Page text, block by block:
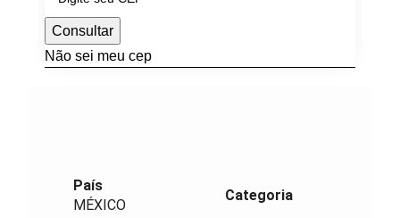
Consultar
Não sei meu cep
País
MÉXICO
Categoria